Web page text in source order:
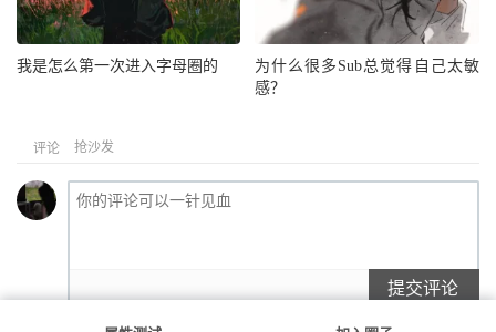
我是怎么第一次进入字母圈的
为什么很多Sub总觉得自己太敏
感？
评论 抢沙发
提交评论